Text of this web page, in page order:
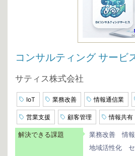
コンサルティング サービ
サティス株式会社
IoT 業務改善 情報通信業
営業支援 顧客管理 情報共有
解決できる課題 業務改善 情
地域活性化